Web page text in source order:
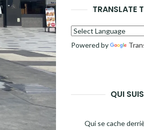
TRANSLATE
Powered by
QUI
Qui se cache